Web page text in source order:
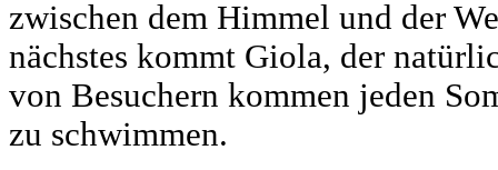
zwischen dem Himmel und der
nächstes kommt Giola, der
von Besuchern kommen jeden
zu schwimmen.